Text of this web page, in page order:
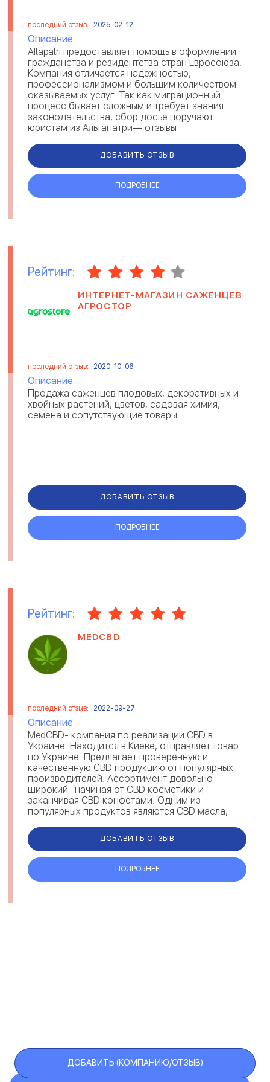
последний отзыв: 2025-02-12
Описание
Altapatri предоставляет помощь в оформлении
гражданства и резидентства стран Евросоюза.
Компания отличается надежностью,
профессионализмом и большим количеством
оказываемых услуг. Так как миграционный
процесс бывает сложным и требует знания
законодательства, сбор досье поручают
юристам из Альтапатри— отзывы
вопросов и предостав...
ДОБАВИТЬ ОТЗЫВ
ПОДРОБНЕЕ
Рейтинг:
ИНТЕРНЕТ-МАГАЗИН САЖЕНЦЕВ
АГРОСТОР
последний отзыв: 2020-10-06
Описание
Продажа саженцев плодовых, декоративных и
хвойных растений, цветов, садовая химия,
семена и сопутствующие товары....
ДОБАВИТЬ ОТЗЫВ
ПОДРОБНЕЕ
Рейтинг:
MEDCBD
последний отзыв: 2022-09-27
Описание
MedCBD- компания по реализации CBD в
Украине. Находится в Киеве, отправляет товар
по Украине. Предлагает проверенную и
качественную CBD продукцию от популярных
производителей. Ассортимент довольно
широкий- начиная от CBD косметики и
заканчивая CBD конфетами. Одним из
популярных продуктов являются CBD масла,
https://medcbd.com.ua/cbd...
ДОБАВИТЬ ОТЗЫВ
ПОДРОБНЕЕ
ДОБАВИТЬ (КОМПАНИЮ/ОТЗЫВ)